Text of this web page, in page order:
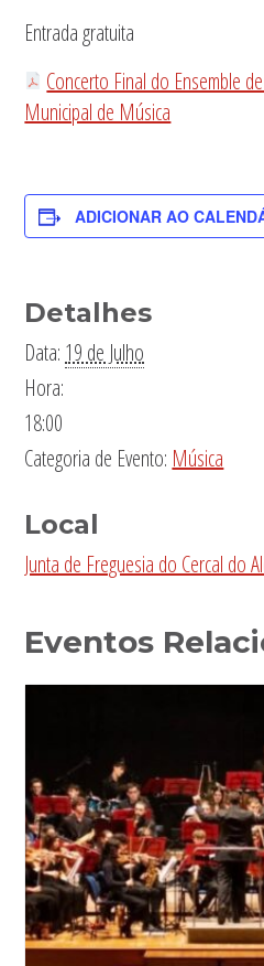
Entrada gratuita
Concerto Final do Ensemble
Municipal de Música
ADICIONAR AO
Detalhes
Data: 19 de Julho
Hora:
18:00
Categoria de Evento: Música
Local
Junta de Freguesia do Cercal do
Eventos